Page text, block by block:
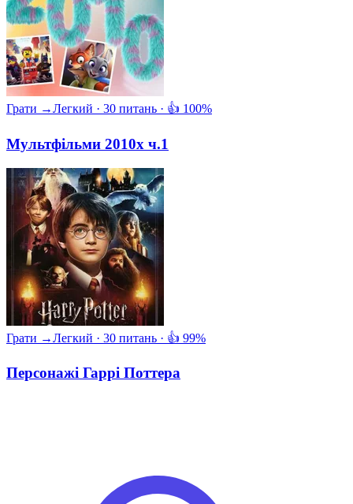
Грати →Легкий · 30 питань · 👍 100%
Мультфільми 2010х ч.1
Грати →Легкий · 30 питань · 👍 99%
Персонажі Гаррі Поттера